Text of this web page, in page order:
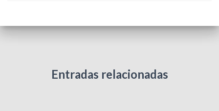
Entradas relacionadas